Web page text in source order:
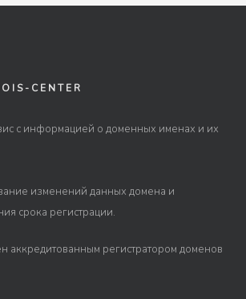
CENTER
с информацией о доменных именах и их
изменений данных домена и
срока регистрации.
аккредитованным регистратором доменов